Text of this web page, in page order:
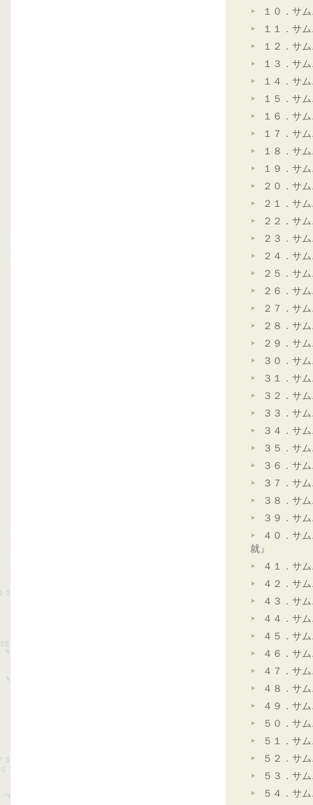
１０．サ
１１．サ
１２．サ
１３．サ
１４．サ
１５．サ
１６．サ
１７．サ
１８．サ
１９．サ
２０．サ
２１．サ
２２．サ
２３．サ
２４．サ
２５．サ
２６．サ
２７．サ
２８．サ
２９．サ
３０．サ
３１．サ
３２．サ
３３．サ
３４．サ
３５．サ
３６．サ
３７．サ
３８．サ
３９．サ
４０．サ
就』
４１．サ
４２．サ
４３．サ
４４．サ
４５．サ
４６．サ
４７．サ
４８．サ
４９．サ
５０．サ
５１．サ
５２．サ
５３．サ
５４．サ